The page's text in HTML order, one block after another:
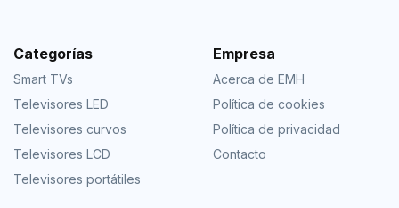
Categorías
Smart TVs
Televisores LED
Televisores curvos
Televisores LCD
Televisores portátiles
Empresa
Acerca de EMH
Política de cookies
Política de privacidad
Contacto